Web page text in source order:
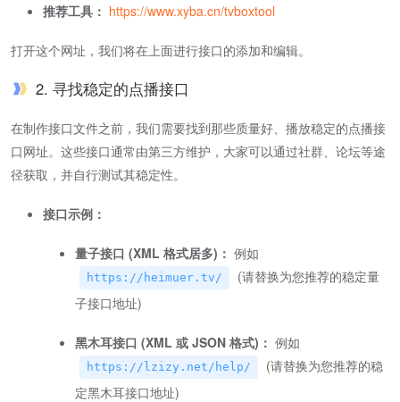
推荐工具： https://www.xyba.cn/tvboxtool
打开这个网址，我们将在上面进行接口的添加和编辑。
2. 寻找稳定的点播接口
在制作接口文件之前，我们需要找到那些质量好、播放稳定的点播接
口网址。这些接口通常由第三方维护，大家可以通过社群、论坛等途
径获取，并自行测试其稳定性。
接口示例：
量子接口 (XML 格式居多)： 例如
https://heimuer.tv/
(请替换为您推荐的稳定量
子接口地址)
黑木耳接口 (XML 或 JSON 格式)： 例如
https://lzizy.net/help/
(请替换为您推荐的稳
定黑木耳接口地址)